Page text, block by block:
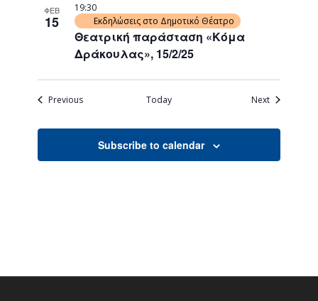
ΦΕΒ
15
Θεατρική παράσταση «Κόμα
Δράκουλας», 15/2/25
19:30
Εκδηλώσεις στο Δημοτικό Θέατρο
PreviousEvents Today NextEvents
Subscribe to calendar